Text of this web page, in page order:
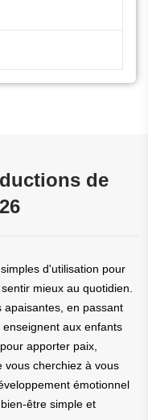
de
d'utilisation pour
mieux au quotidien.
apaisantes, en passant
aux enfants
apporter paix,
vous cherchiez à vous
émotionnel
être simple et